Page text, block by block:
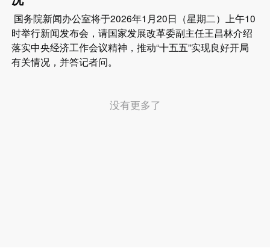
国务院新闻办公室将于2026年1月20日（星期二）上午10
时举行新闻发布会，请国家发展改革委副主任王昌林介绍
落实中央经济工作会议精神，推动“十五五”实现良好开局
有关情况，并答记者问。
没有更多了